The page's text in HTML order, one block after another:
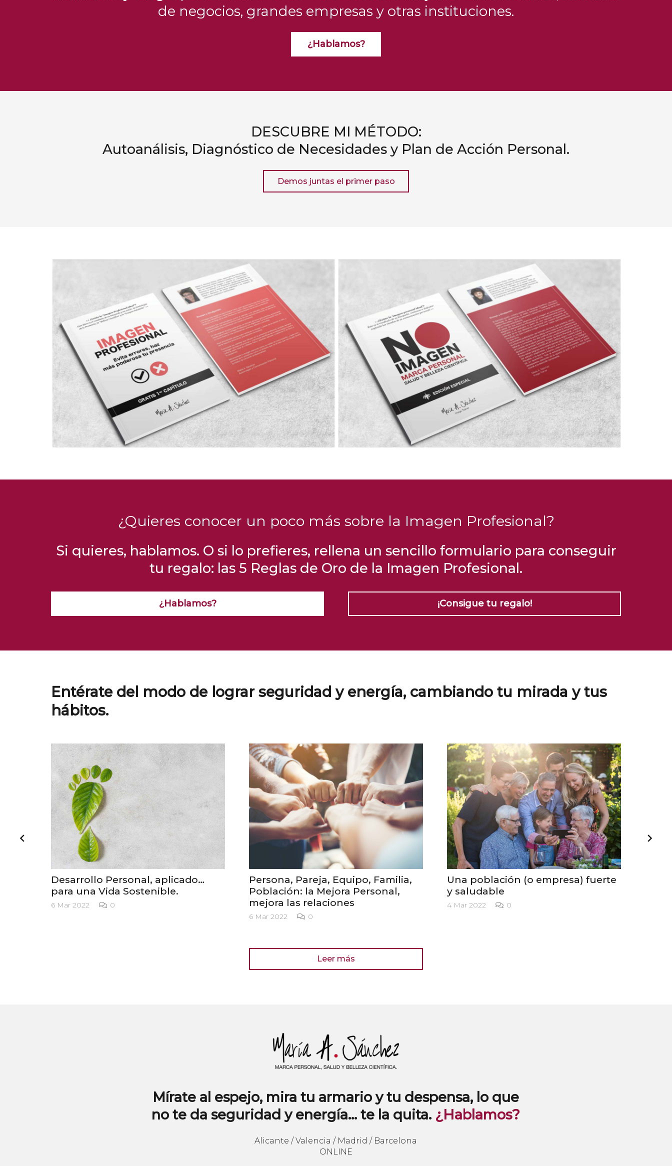
de negocios, grandes empresas y otras instituciones.
¿Hablamos?
DESCUBRE MI MÉTODO:
Autoanálisis, Diagnóstico de Necesidades y Plan de Acción Personal.
Demos juntas el primer paso
¿Quieres conocer un poco más sobre la Imagen Profesional?
Si quieres, hablamos. O si lo prefieres, rellena un sencillo formulario para conseguir
tu regalo: las 5 Reglas de Oro de la Imagen Profesional.
¿Hablamos? ¡Consigue tu regalo!
Entérate del modo de lograr seguridad y energía, cambiando tu mirada y tus
hábitos.
Desarrollo Personal, aplicado…
para una Vida Sostenible.
6 Mar 2022 0
Persona, Pareja, Equipo, Familia,
Población: la Mejora Personal,
mejora las relaciones
6 Mar 2022 0
Una población (o empresa) fuerte
y saludable
4 Mar 2022 0
Leer más
Mírate al espejo, mira tu armario y tu despensa, lo que
no te da seguridad y energía… te la quita. ¿Hablamos?
Alicante / Valencia / Madrid / Barcelona
ONLINE